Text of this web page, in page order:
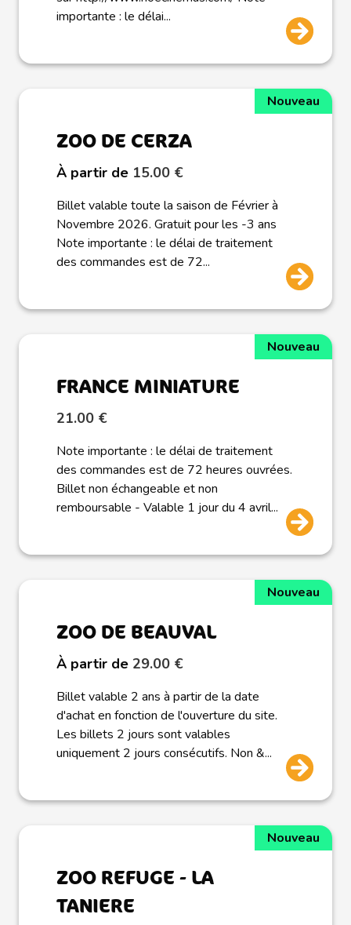
importante : le délai...
Nouveau
ZOO DE CERZA
À partir de 15.00 €
Billet valable toute la saison de Février à
Novembre 2026. Gratuit pour les -3 ans
Note importante : le délai de traitement
des commandes est de 72...
Nouveau
FRANCE MINIATURE
21.00 €
Note importante : le délai de traitement
des commandes est de 72 heures ouvrées.
Billet non échangeable et non
remboursable - Valable 1 jour du 4 avril...
Nouveau
ZOO DE BEAUVAL
À partir de 29.00 €
Billet valable 2 ans à partir de la date
d'achat en fonction de l'ouverture du site.
Les billets 2 jours sont valables
uniquement 2 jours consécutifs. Non &...
Nouveau
ZOO REFUGE - LA
TANIERE